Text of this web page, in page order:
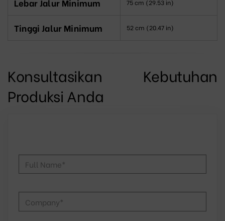
Lebar Jalur Minimum 75 cm (29.53 in)
Tinggi Jalur Minimum 52 cm (20.47 in)
Konsultasikan Kebutuhan
Produksi Anda